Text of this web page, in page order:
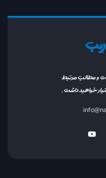
و مطالب مرتبط
خواهید داشت.